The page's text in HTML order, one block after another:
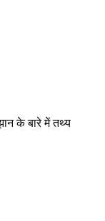
के बारे में तथ्य